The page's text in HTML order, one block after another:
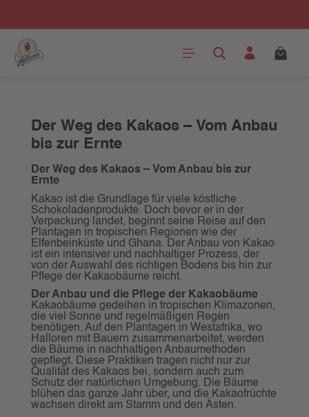
Der Weg des Kakaos – Vom Anbau
bis zur Ernte
Der Weg des Kakaos – Vom Anbau bis zur
Ernte
Kakao ist die Grundlage für viele köstliche
Schokoladenprodukte. Doch bevor er in der
Verpackung landet, beginnt seine Reise auf den
Plantagen in tropischen Regionen wie der
Elfenbeinküste und Ghana. Der Anbau von Kakao
ist ein intensiver und nachhaltiger Prozess, der
von der Auswahl des richtigen Bodens bis hin zur
Pflege der Kakaobäume reicht.
Der Anbau und die Pflege der Kakaobäume
Kakaobäume gedeihen in tropischen Klimazonen,
die viel Sonne und regelmäßigen Regen
benötigen. Auf den Plantagen in Westafrika, wo
Halloren mit Bauern zusammenarbeitet, werden
die Bäume in nachhaltigen Anbaumethoden
gepflegt. Diese Praktiken tragen nicht nur zur
Qualität des Kakaos bei, sondern auch zum
Schutz der natürlichen Umgebung. Die Bäume
blühen das ganze Jahr über, und die Kakaofrüchte
wachsen direkt am Stamm und den Ästen.